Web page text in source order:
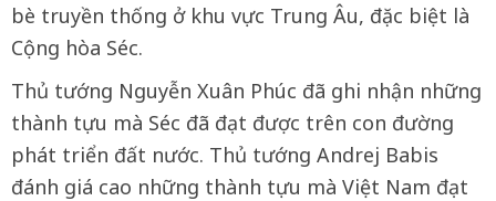
bè truyền thống ở khu vực Trung Âu, đặc biệt là
Cộng hòa Séc.
Thủ tướng Nguyễn Xuân Phúc đã ghi nhận những
thành tựu mà Séc đã đạt được trên con đường
phát triển đất nước. Thủ tướng Andrej Babis
đánh giá cao những thành tựu mà Việt Nam đạt